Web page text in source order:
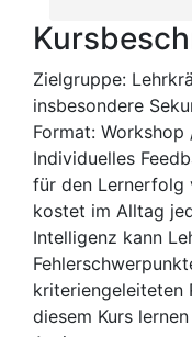
Zielgruppe:
insbesondere
Format: Workshop
Individuelles
für den Lernerfolg
kostet im Alltag
Intelligenz kann
kriteriengeleiteten
diesem Kurs